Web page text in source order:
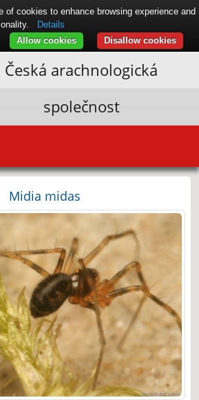
Česká arachnologická
společnost
Midia midas
of cookies to enhance browsing experience and
Details
Disallow cookies
Allow cookies